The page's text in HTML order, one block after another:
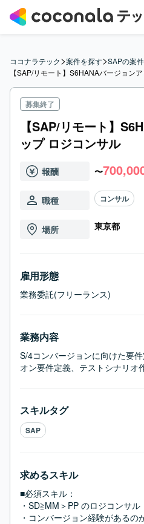
ココナラテック>案件を探す>SAPの案件
【SAP/リモート】S6HANAバージョン
募集終了
【SAP/リモート】
ップ ロジコンサル
報酬 〜
職種 コンサル
場所 東京都
雇用形態
業務委託(フリーランス)
業務内容
S/4コンバージョンに向けた要
オン要件定義、テストシナリオ
スキルタグ
SAP
求めるスキル
■必須スキル：
・SD≧MM＞PP のロジコンサル
・コンバージョン経験があるの